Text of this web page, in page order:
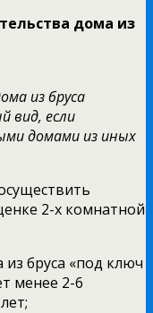
дома из
из бруса
вид, если
домами из иных
2-х комнатной
бруса «под ключ
менее 2-6